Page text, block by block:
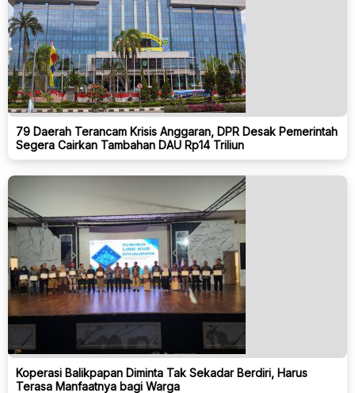
79 Daerah Terancam Krisis Anggaran, DPR Desak Pemerintah
Segera Cairkan Tambahan DAU Rp14 Triliun
Koperasi Balikpapan Diminta Tak Sekadar Berdiri, Harus
Terasa Manfaatnya bagi Warga